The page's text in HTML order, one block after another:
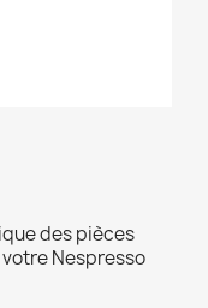
des pièces
Nespresso